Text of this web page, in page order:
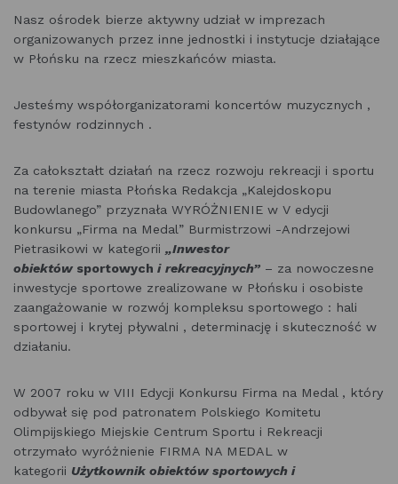
Nasz ośrodek bierze aktywny udział w imprezach
organizowanych przez inne jednostki i instytucje działające
w Płońsku na rzecz mieszkańców miasta.
Jesteśmy współorganizatorami koncertów muzycznych ,
festynów rodzinnych .
Za całokształt działań na rzecz rozwoju rekreacji i sportu
na terenie miasta Płońska Redakcja „Kalejdoskopu
Budowlanego” przyznała WYRÓŻNIENIE w V edycji
konkursu „Firma na Medal” Burmistrzowi -Andrzejowi
Pietrasikowi w kategorii „Inwestor
obiektów sportowych i rekreacyjnych” – za nowoczesne
inwestycje sportowe zrealizowane w Płońsku i osobiste
zaangażowanie w rozwój kompleksu sportowego : hali
sportowej i krytej pływalni , determinację i skuteczność w
działaniu.
W 2007 roku w VIII Edycji Konkursu Firma na Medal , który
odbywał się pod patronatem Polskiego Komitetu
Olimpijskiego Miejskie Centrum Sportu i Rekreacji
otrzymało wyróżnienie FIRMA NA MEDAL w
kategorii Użytkownik obiektów sportowych i